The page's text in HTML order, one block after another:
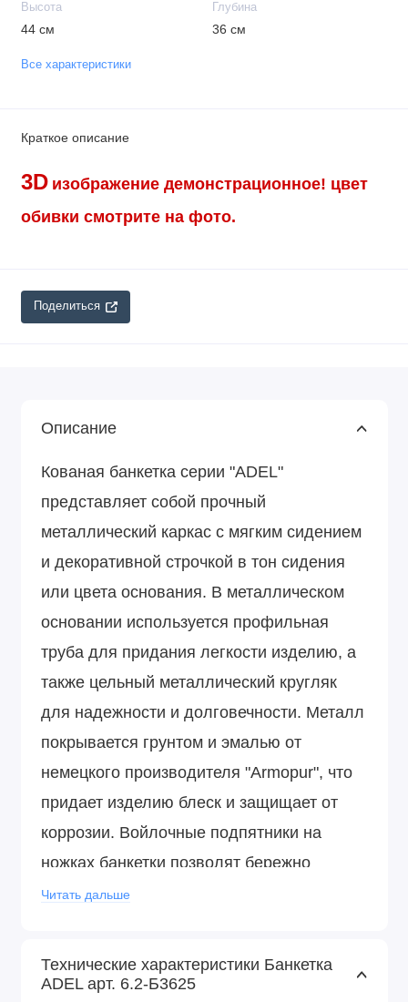
Высота
44 см
Глубина
36 см
Все характеристики
Краткое описание
3D изображение демонстрационное! цвет
обивки смотрите на фото.
Поделиться
Описание
Кованая банкетка серии "ADEL"
представляет собой прочный
металлический каркас с мягким сидением
и декоративной строчкой в тон сидения
или цвета основания. В металлическом
основании используется профильная
труба для придания легкости изделию, а
также цельный металлический кругляк
для надежности и долговечности. Металл
покрывается грунтом и эмалью от
немецкого производителя "Armopur", что
придает изделию блеск и защищает от
коррозии. Войлочные подпятники на
ножках банкетки позволят бережно
эксплуатировать ее на любом покрытии
Читать дальше
Технические характеристики Банкетка
ADEL арт. 6.2-Б3625